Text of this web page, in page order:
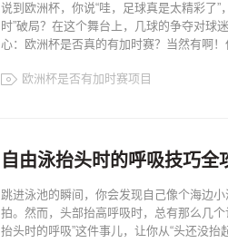
说到欧洲杯，你说“哇，足球真是太精彩了
时”破局？在这个舞台上，几球的争夺对球
心：欧洲杯是否真的有加时赛？当然有啊
欧洲杯是否有加时赛项目
自由泳抬头时的呼吸技巧全
跳进泳池的瞬间，你会发现自己像个海边
拍。然而，头部抬高呼吸时，总有那么几
抬头时的呼吸”这件事儿，让你从“头还没抬